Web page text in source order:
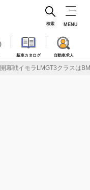
新車カタログ 自動車求人
検索 MENU
幕戦イモラLMGT3クラスは